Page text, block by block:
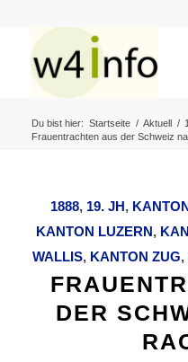
Du bist hier: Startseite / Aktuell /
Frauentrachten aus der Schweiz
1888, 19. JH,
KANTON‎ ‎LUZERN,
WALLIS, KANTON‎ ‎ZUG‎,
DER